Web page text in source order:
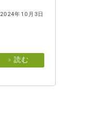
2024年10月3日
» 読む